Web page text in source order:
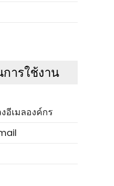
ารใช้งาน
อีเมลองค์กร